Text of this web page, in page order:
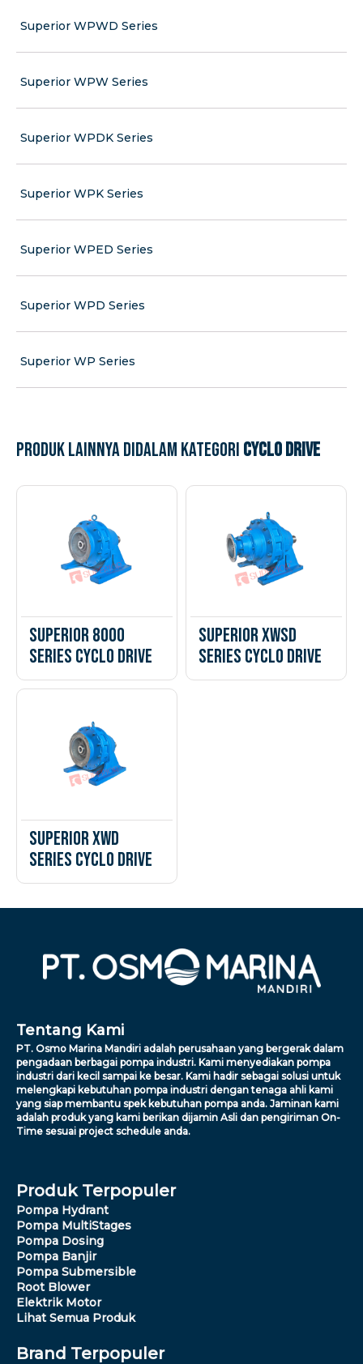
Superior WPWD Series
Superior WPW Series
Superior WPDK Series
Superior WPK Series
Superior WPED Series
Superior WPD Series
Superior WP Series
Produk lainnya didalam kategori Cyclo Drive
Superior 8000
Series Cyclo Drive
Superior XWSD
Series Cyclo Drive
Superior XWD
Series Cyclo Drive
Tentang Kami
PT. Osmo Marina Mandiri adalah perusahaan yang bergerak dalam
pengadaan berbagai pompa industri. Kami menyediakan pompa
industri dari kecil sampai ke besar. Kami hadir sebagai solusi untuk
melengkapi kebutuhan pompa industri dengan tenaga ahli kami
yang siap membantu spek kebutuhan pompa anda. Jaminan kami
adalah produk yang kami berikan dijamin Asli dan pengiriman On-
Time sesuai project schedule anda.
Produk Terpopuler
Pompa Hydrant
Pompa MultiStages
Pompa Dosing
Pompa Banjir
Pompa Submersible
Root Blower
Elektrik Motor
Lihat Semua Produk
Brand Terpopuler